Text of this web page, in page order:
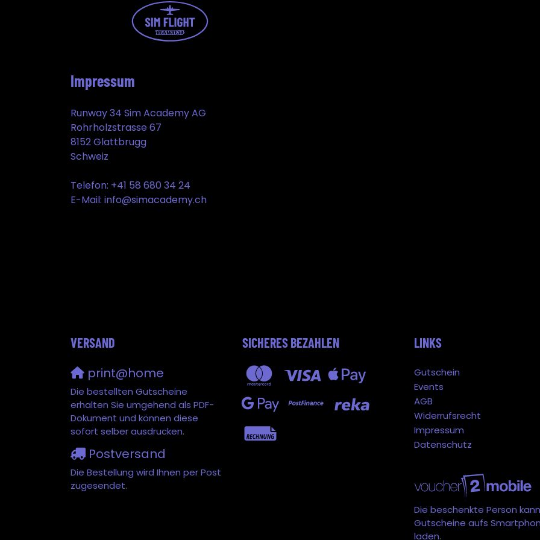
Impressum
Runway 34 Sim Academy AG
Rohrholzstrasse 67
8152 Glattbrugg
Schweiz
Telefon: +41 58 680 34 24
E-Mail: info@simacademy.ch
VERSAND
print@home
Die bestellten Gutscheine
erhalten Sie umgehend als PDF-
Dokument und können diese
sofort selber ausdrucken.
Postversand
Die Bestellung wird Ihnen per Post
zugesendet.
SICHERES BEZAHLEN LINKS
Gutschein
Events
AGB
Widerrufsrecht
Impressum
Datenschutz
Die beschenkte Person
Gutscheine aufs
laden.